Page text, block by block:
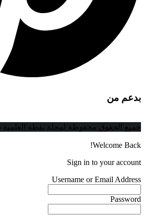
بدعم من
جميع الحقوق محفوظة لمجلة نقطة العلمية 2025 ©
Welcome Back!
Sign in to your account
Username or Email Address
Password